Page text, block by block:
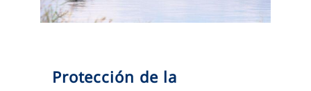
Protección de la